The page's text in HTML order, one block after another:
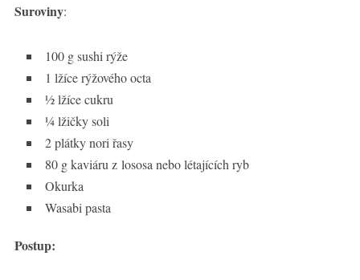
Suroviny:
100 g sushi rýže
1 lžíce rýžového octa
½ lžíce cukru
¼ lžičky soli
2 plátky nori řasy
80 g kaviáru z lososa nebo létajících ryb
Okurka
Wasabi pasta
Postup: